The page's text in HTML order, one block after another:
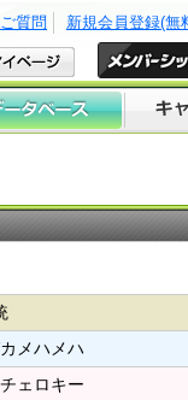
新規会員登録(無
質問
メハメハ​
ェロキー​